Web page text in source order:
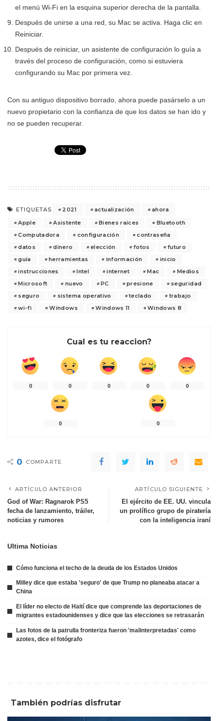
el menú Wi-Fi en la esquina superior derecha de la pantalla.
Después de unirse a una red, su Mac se activa. Haga clic en
Reiniciar.
Después de reiniciar, un asistente de configuración lo guía a
través del proceso de configuración, como si estuviera
configurando su Mac por primera vez.
Con su antiguo dispositivo borrado, ahora puede pasárselo a un
nuevo propietario con la confianza de que los datos se han ido y
no se pueden recuperar.
ETIQUETAS 2021 actualización
ahora
Apple
Asistente Bienes raíces
Bluetooth
Computadora
configuración
contraseña
datos
dinero elección fotos
futuro
guía
herramientas información
inicio
instrucciones
Intel internet Mac
Medios
Microsoft
nuevo PC presione
seguridad
seguro
sistema operativo teclado
trabajo
wi-fi
Windows Windows 11 Windows 8
Cual es tu reaccion?
0 0 0 0 0
0 0
0 COMPARTE
ARTÍCULO ANTERIOR
God of War: Ragnarok PS5
fecha de lanzamiento, tráiler,
noticias y rumores
ARTÍCULO SIGUIENTE
El ejército de EE. UU. vincula
un prolífico grupo de piratería
con la inteligencia iraní
Ultima Noticias
Cómo funciona el techo de la deuda de los Estados Unidos
Milley dice que estaba 'seguro' de que Trump no planeaba atacar a
China
El líder no electo de Haití dice que comprende las deportaciones de
migrantes estadounidenses y dice que las elecciones se retrasarán
Las fotos de la patrulla fronteriza fueron 'malinterpretadas' como
azotes, dice el fotógrafo
También podrías disfrutar